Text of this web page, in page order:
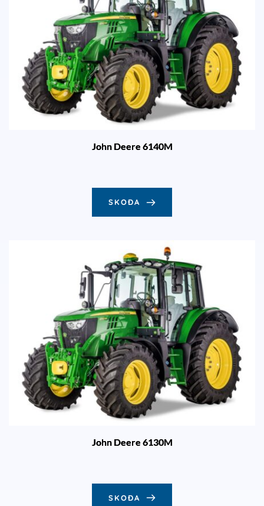
John Deere 6140M
SKOÐA
John Deere 6130M
SKOÐA